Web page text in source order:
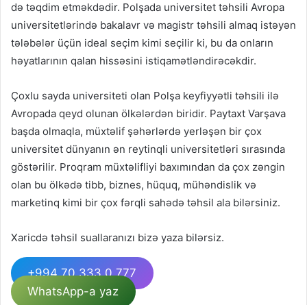
də təqdim etməkdədir. Polşada universitet təhsili Avropa
universitetlərində bakalavr və magistr təhsili almaq istəyən
tələbələr üçün ideal seçim kimi seçilir ki, bu da onların
həyatlarının qalan hissəsini istiqamətləndirəcəkdir.
Çoxlu sayda universiteti olan Polşa keyfiyyətli təhsili ilə
Avropada qeyd olunan ölkələrdən biridir. Paytaxt Varşava
başda olmaqla, müxtəlif şəhərlərdə yerləşən bir çox
universitet dünyanın ən reytinqli universitetləri sırasında
göstərilir. Proqram müxtəlifliyi baxımından da çox zəngin
olan bu ölkədə tibb, biznes, hüquq, mühəndislik və
marketinq kimi bir çox fərqli sahədə təhsil ala bilərsiniz.
Xaricdə təhsil suallaranızı bizə yaza bilərsiz.
+994 70 333 0 777
WhatsApp-a yaz